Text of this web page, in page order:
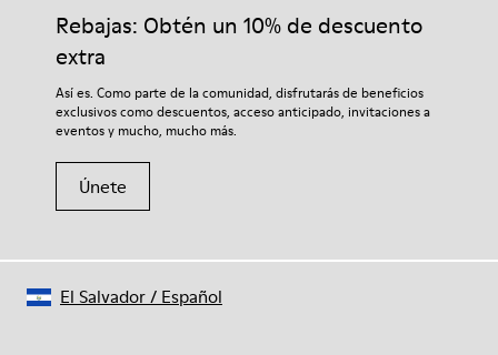
Rebajas: Obtén un 10% de descuento
extra
Así es. Como parte de la comunidad, disfrutarás de beneficios
exclusivos como descuentos, acceso anticipado, invitaciones a
eventos y mucho, mucho más.
Únete
El Salvador/ Español